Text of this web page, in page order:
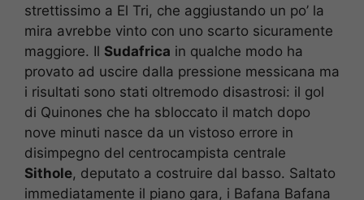
strettissimo a El Tri, che aggiustando un po’ la
mira avrebbe vinto con uno scarto sicuramente
maggiore. Il Sudafrica in qualche modo ha
provato ad uscire dalla pressione messicana ma
i risultati sono stati oltremodo disastrosi: il gol
di Quinones che ha sbloccato il match dopo
nove minuti nasce da un vistoso errore in
disimpegno del centrocampista centrale
Sithole, deputato a costruire dal basso. Saltato
immediatamente il piano gara, i Bafana Bafana